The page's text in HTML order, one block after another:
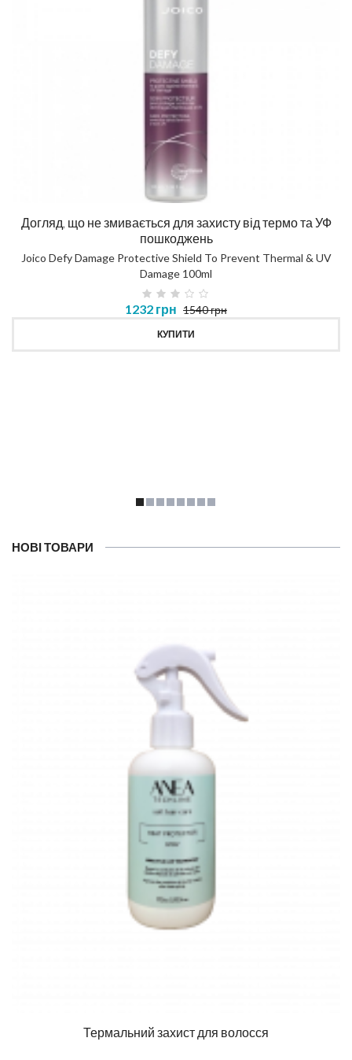
Догляд, що не змивається для захисту від термо та УФ
пошкоджень
Joico Defy Damage Protective Shield To Prevent Thermal & UV
Damage 100ml
1232 грн 1540 грн
КУПИТИ
НОВІ ТОВАРИ
Термальний захист для волосся